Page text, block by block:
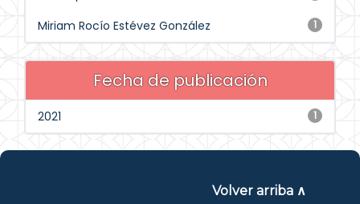
1
Miriam Rocío Estévez González
Fecha de publicación
1
2021
Volver arriba ∧